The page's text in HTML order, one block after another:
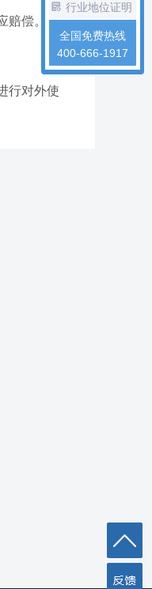
赔偿。否则
行对外使
行业地位证明
全国免费热线
400-666-1917